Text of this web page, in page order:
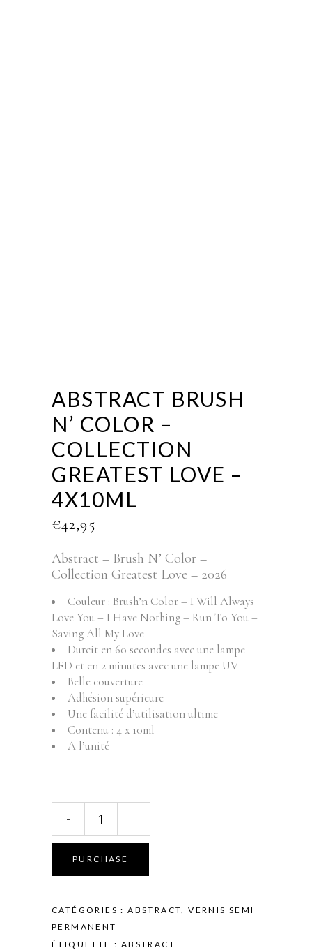
ABSTRACT BRUSH
N’ COLOR –
COLLECTION
GREATEST LOVE –
4X10ML
€42,95
Abstract – Brush N’ Color –
Collection Greatest Love – 2026
Couleur : Brush’n Color – I Will Always
Love You – I Have Nothing – Run To You –
Saving All My Love
Durcit en 60 secondes avec une lampe
LED et en 2 minutes avec une lampe UV
Belle couverture
Adhésion supérieure
Une facilité d’utilisation ultime
Contenu : 4 x 10ml
A l’unité
N'
COLOR
-
GREATEST
LOVE
-
- +
PURCHASE
CATÉGORIES :ABSTRACT,VERNIS SEMI
PERMANENT
ÉTIQUETTE : ABSTRACT